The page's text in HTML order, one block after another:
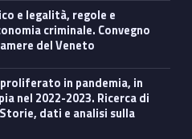
criminale. Convegno
del Veneto
nel 2022-2023. Ricerca di
dati e analisi sulla